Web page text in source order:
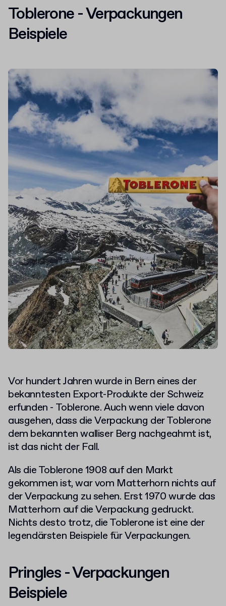
Toblerone - Verpackungen
Beispiele
Vor hundert Jahren wurde in Bern eines der
bekanntesten Export-Produkte der Schweiz
erfunden - Toblerone. Auch wenn viele davon
ausgehen, dass die Verpackung der Toblerone
dem bekannten walliser Berg nachgeahmt ist,
ist das nicht der Fall.
Als die Toblerone 1908 auf den Markt
gekommen ist, war vom Matterhorn nichts auf
der Verpackung zu sehen. Erst 1970 wurde das
Matterhorn auf die Verpackung gedruckt.
Nichts desto trotz, die Toblerone ist eine der
legendärsten Beispiele für Verpackungen.
Pringles - Verpackungen
Beispiele